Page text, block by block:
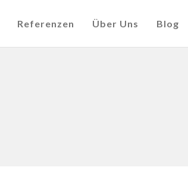
Referenzen Über Uns Blog